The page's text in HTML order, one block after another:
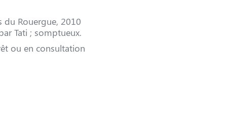
du Rouergue, 2010
Tati ; somptueux.
ou en consultation